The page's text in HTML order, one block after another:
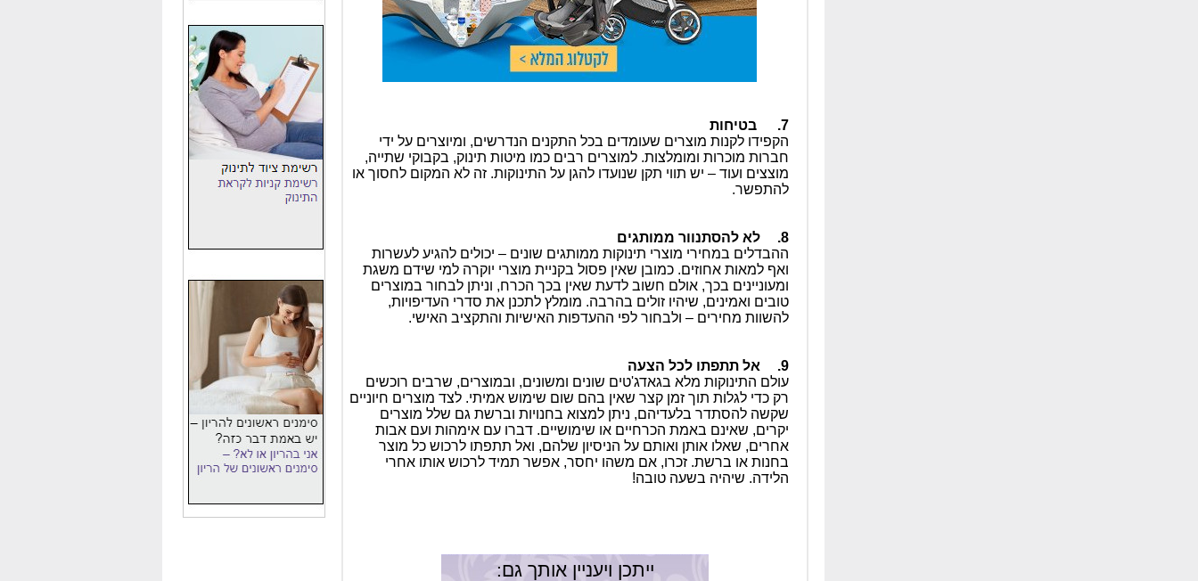
7.
בטיחות
הקפידו לקנות מוצרים שעומדים בכל התקנים הנדרשים, ומיוצרים על ידי
חברות מוכרות ומומלצות. למוצרים רבים כמו מיטות תינוק, בקבוקי שתייה,
מוצצים ועוד – יש תווי תקן שנועדו להגן על התינוקות. זה לא המקום לחסוך או
להתפשר.
8.
לא להסתנוור ממותגים
ההבדלים במחירי מוצרי תינוקות ממותגים שונים – יכולים להגיע לעשרות
ואף למאות אחוזים. כמובן שאין פסול בקניית מוצרי יוקרה למי שידם משגת
ומעוניינים בכך, אולם חשוב לדעת שאין בכך הכרח, וניתן לבחור במוצרים
טובים ואמינים, שיהיו זולים בהרבה. מומלץ לתכנן את סדרי העדיפויות,
להשוות מחירים – ולבחור לפי ההעדפות האישיות והתקציב האישי.
9.
אל תתפתו לכל הצעה
עולם התינוקות מלא בגאדג'טים שונים ומשונים, ובמוצרים, שרבים רוכשים
רק כדי לגלות תוך זמן קצר שאין בהם שום שימוש אמיתי. לצד מוצרים חיוניים
שקשה להסתדר בלעדיהם, ניתן למצוא בחנויות וברשת גם שלל מוצרים
יקרים, שאינם באמת הכרחיים או שימושיים. דברו עם אימהות ועם אבות
אחרים, שאלו אותן ואותם על הניסיון שלהם, ואל תתפתו לרכוש כל מוצר
בחנות או ברשת. זכרו, אם משהו יחסר, אפשר תמיד לרכוש אותו אחרי
הלידה. שיהיה בשעה טובה!
ייתכן ויעניין אותך גם: